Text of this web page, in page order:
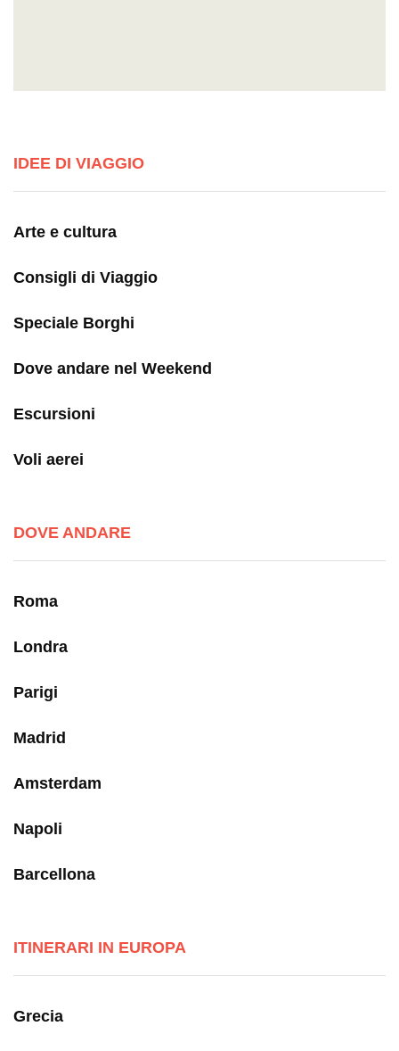
IDEE DI VIAGGIO
Arte e cultura
Consigli di Viaggio
Speciale Borghi
Dove andare nel Weekend
Escursioni
Voli aerei
DOVE ANDARE
Roma
Londra
Parigi
Madrid
Amsterdam
Napoli
Barcellona
ITINERARI IN EUROPA
Grecia